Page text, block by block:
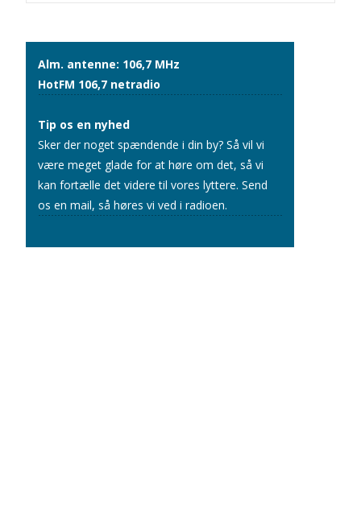
Alm. antenne: 106,7 MHz
HotFM 106,7 netradio
Tip os en nyhed
Sker der noget spændende i din by? Så vil vi
være meget glade for at høre om det, så vi
kan fortælle det videre til vores lyttere. Send
os en mail, så høres vi ved i radioen.